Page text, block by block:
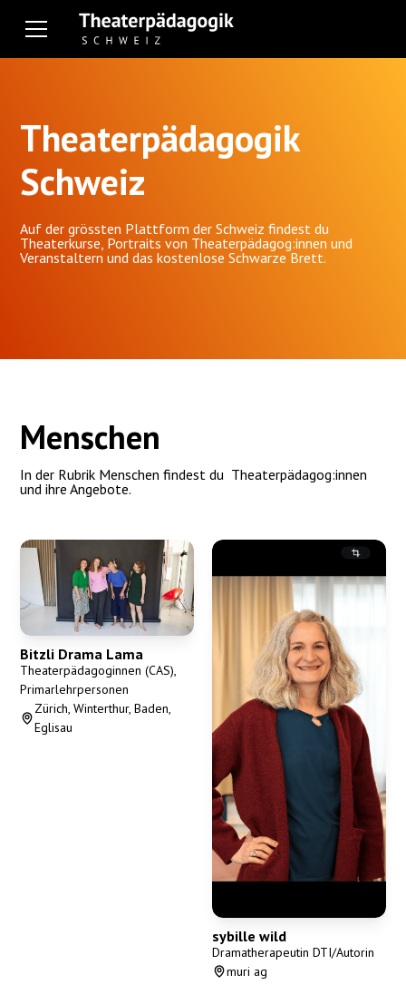
Theaterpädagogik
Schweiz
Auf der grössten Plattform der Schweiz findest du
Theaterkurse, Portraits von Theaterpädagog:innen und
Veranstaltern und das kostenlose Schwarze Brett.
Menschen
In der Rubrik Menschen findest du Theaterpädagog:innen
und ihre Angebote.
Bitzli Drama Lama
Theaterpädagoginnen (CAS),
Primarlehrpersonen
Zürich, Winterthur, Baden,
Eglisau
sybille wild
Dramatherapeutin DTI/Autorin
muri ag